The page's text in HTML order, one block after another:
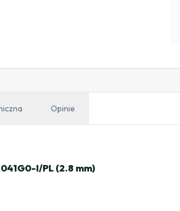
Opinie
I/PL (2.8 mm)